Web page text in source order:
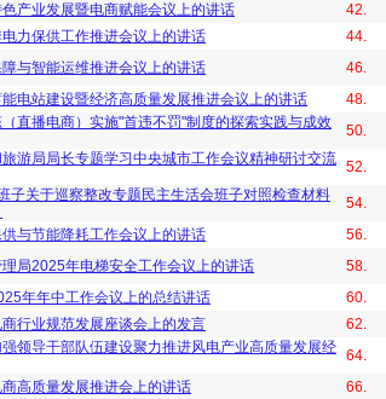
产业发展暨电商赋能会议上的讲话 42.
力保供工作推进会议上的讲话 44.
与智能运维推进会议上的讲话 46.
电站建设暨经济高质量发展推进会议上的讲话 48.
直播电商）实施"首违不罚"制度的探索实践与成效
50.
游局局长专题学习中央城市工作会议精神研讨交流 52.
子关于巡察整改专题民主生活会班子对照检查材料
54.
与节能降耗工作会议上的讲话 56.
局2025年电梯安全工作会议上的讲话 58.
年年中工作会议上的总结讲话 60.
行业规范发展座谈会上的发言 62.
领导干部队伍建设聚力推进风电产业高质量发展经 64.
高质量发展推进会上的讲话 66.